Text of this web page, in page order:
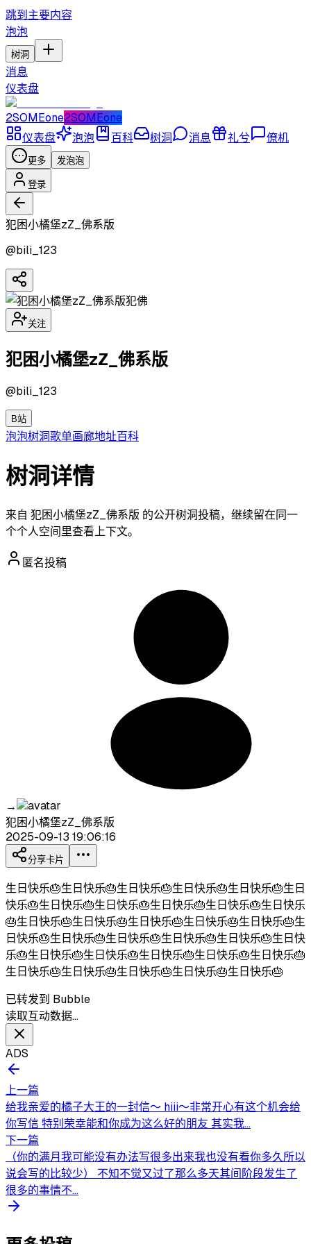
跳到主要内容
泡泡
树洞
消息
仪表盘
2SOMEone2SOMEone
仪表盘
泡泡 百科 树洞 消息 礼兮 僚机
更多 发泡泡
登录
犯困小橘堡zZ_佛系版
@bili_123
犯佛
关注
犯困小橘堡zZ_佛系版
@bili_123
B站
泡泡树洞歌单画廊地址百科
树洞详情
来自 犯困小橘堡zZ_佛系版 的公开树洞投稿，继续留在同一
个个人空间里查看上下文。
匿名投稿
→
犯困小橘堡zZ_佛系版
2025-09-13 19:06:16
分享卡片
生日快乐🎂生日快乐🎂生日快乐🎂生日快乐🎂生日快乐🎂生日
快乐🎂生日快乐🎂生日快乐🎂生日快乐🎂生日快乐🎂生日快乐
🎂生日快乐🎂生日快乐🎂生日快乐🎂生日快乐🎂生日快乐🎂生
日快乐🎂生日快乐🎂生日快乐🎂生日快乐🎂生日快乐🎂生日快
乐🎂生日快乐🎂生日快乐🎂生日快乐🎂生日快乐🎂生日快乐🎂
生日快乐🎂生日快乐🎂生日快乐🎂生日快乐🎂生日快乐🎂
已转发到 Bubble
读取互动数据…
ADS
上一篇
给我亲爱的橘子大王的一封信～ hiii～非常开心有这个机会给
你写信 特别荣幸能和你成为这么好的朋友 其实我...
下一篇
（你的满月我可能没有办法写很多出来我也没有看你多久所以
说会写的比较少） 不知不觉又过了那么多天其间阶段发生了
很多的事情不...